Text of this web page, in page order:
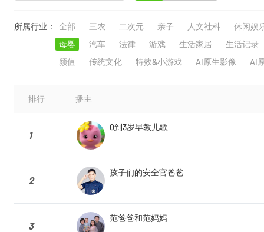
所属行业： 全部 三农 二次元 亲子 人文社科
休闲娱
母婴
汽车 法律 游戏 生活家居
生活记录
颜值
传统文化 特效&小游戏 AI原生影像 AI
排行 播主
1
0到3岁早教儿歌
2
孩子们的安全官爸爸
3
范爸爸和范妈妈